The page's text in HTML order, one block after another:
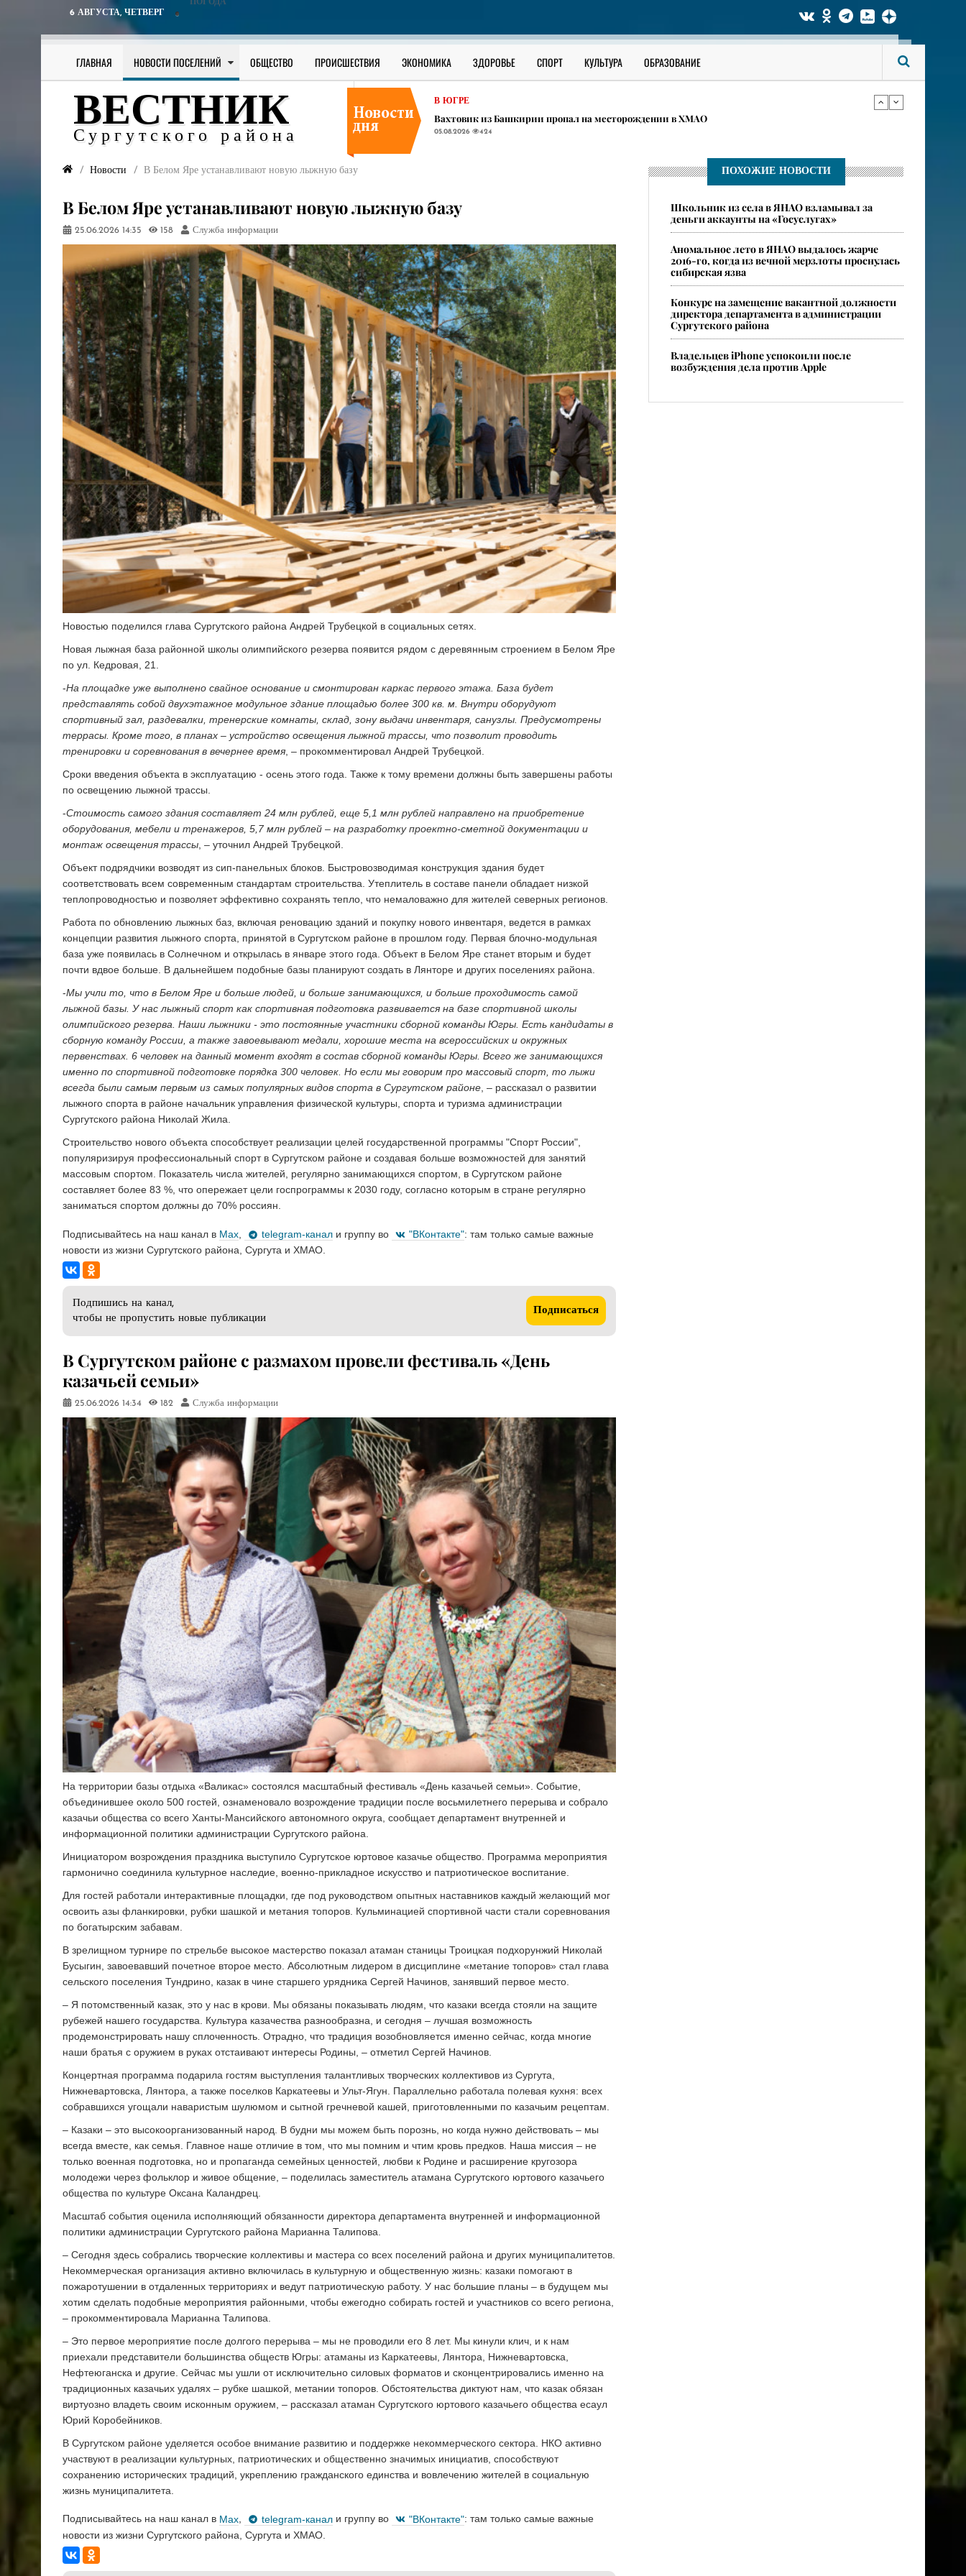
6 АВГУСТА, ЧЕТВЕРГ
ПОГОДА
ГЛАВНАЯ НОВОСТИ ПОСЕЛЕНИЙ ОБЩЕСТВО ПРОИСШЕСТВИЯ ЭКОНОМИКА ЗДОРОВЬЕ СПОРТ КУЛЬТУРА ОБРАЗОВАНИЕ
ВЕСТНИК
Сургутского района
05.08.2026 397
В ЮГРЕ
Вахтовик из Башкирии пропал на месторождении в ХМАО
05.08.2026 424
​700 тысяч на руки: югорчанам предлагают вахтовую работу на складе в Москве
Новости В Белом Яре устанавливают новую лыжную базу
В Белом Яре устанавливают новую лыжную базу
25.06.2026 14:35 158 Служба информации
Новостью поделился глава Сургутского района Андрей Трубецкой в социальных сетях.
Новая лыжная база районной школы олимпийского резерва появится рядом с деревянным строением в Белом Яре
по ул. Кедровая, 21.
-На площадке уже выполнено свайное основание и смонтирован каркас первого этажа. База будет
представлять собой двухэтажное модульное здание площадью более 300 кв. м. Внутри оборудуют
спортивный зал, раздевалки, тренерские комнаты, склад, зону выдачи инвентаря, санузлы. Предусмотрены
террасы. Кроме того, в планах – устройство освещения лыжной трассы, что позволит проводить
тренировки и соревнования в вечернее время , – прокомментировал Андрей Трубецкой.
Сроки введения объекта в эксплуатацию - осень этого года. Также к тому времени должны быть завершены работы
по освещению лыжной трассы.
-Стоимость самого здания составляет 24 млн рублей, еще 5,1 млн рублей направлено на приобретение
оборудования, мебели и тренажеров, 5,7 млн рублей – на разработку проектно-сметной документации и
монтаж освещения трассы , – уточнил Андрей Трубецкой.
Объект подрядчики возводят из сип-панельных блоков. Быстровозводимая конструкция здания будет
соответствовать всем современным стандартам строительства. Утеплитель в составе панели обладает низкой
теплопроводностью и позволяет эффективно сохранять тепло, что немаловажно для жителей северных регионов.
Работа по обновлению лыжных баз, включая реновацию зданий и покупку нового инвентаря, ведется в рамках
концепции развития лыжного спорта, принятой в Сургутском районе в прошлом году. Первая блочно-модульная
база уже появилась в Солнечном и открылась в январе этого года. Объект в Белом Яре станет вторым и будет
почти вдвое больше. В дальнейшем подобные базы планируют создать в Лянторе и других поселениях района.
-Мы учли то, что в Белом Яре и больше людей, и больше занимающихся, и больше проходимость самой
лыжной базы. У нас лыжный спорт как спортивная подготовка развивается на базе спортивной школы
олимпийского резерва. Наши лыжники - это постоянные участники сборной команды Югры. Есть кандидаты в
сборную команду России, а также завоевывают медали, хорошие места на всероссийских и окружных
первенствах. 6 человек на данный момент входят в состав сборной команды Югры. Всего же занимающихся
именно по спортивной подготовке порядка 300 человек. Но если мы говорим про массовый спорт, то лыжи
всегда были самым первым из самых популярных видов спорта в Сургутском районе , – рассказал о развитии
лыжного спорта в районе начальник управления физической культуры, спорта и туризма администрации
Сургутского района Николай Жила.
Строительство нового объекта способствует реализации целей государственной программы "Спорт России",
популяризируя профессиональный спорт в Сургутском районе и создавая больше возможностей для занятий
массовым спортом. Показатель числа жителей, регулярно занимающихся спортом, в Сургутском районе
составляет более 83 %, что опережает цели госпрограммы к 2030 году, согласно которым в стране регулярно
заниматься спортом должны до 70% россиян.
Подписывайтесь на наш канал в Max telegram-канал и группу во "ВКонтакте": там только самые важные
новости из жизни Сургутского района, Сургута и ХМАО.
Подпишись на канал,
чтобы не пропустить новые публикации
Подписаться
В Сургутском районе с размахом провели фестиваль «День
казачьей семьи»
25.06.2026 14:34 182 Служба информации
На территории базы отдыха «Валикас» состоялся масштабный фестиваль «День казачьей семьи». Событие,
объединившее около 500 гостей, ознаменовало возрождение традиции после восьмилетнего перерыва и собрало
казачьи общества со всего Ханты-Мансийского автономного округа, сообщает департамент внутренней и
информационной политики администрации Сургутского района.
Инициатором возрождения праздника выступило Сургутское юртовое казачье общество. Программа мероприятия
гармонично соединила культурное наследие, военно-прикладное искусство и патриотическое воспитание.
Для гостей работали интерактивные площадки, где под руководством опытных наставников каждый желающий мог
освоить азы фланкировки, рубки шашкой и метания топоров. Кульминацией спортивной части стали соревнования
по богатырским забавам.
В зрелищном турнире по стрельбе высокое мастерство показал атаман станицы Троицкая подхорунжий Николай
Бусыгин, завоевавший почетное второе место. Абсолютным лидером в дисциплине «метание топоров» стал глава
сельского поселения Тундрино, казак в чине старшего урядника Сергей Начинов, занявший первое место.
– Я потомственный казак, это у нас в крови. Мы обязаны показывать людям, что казаки всегда стояли на защите
рубежей нашего государства. Культура казачества разнообразна, и сегодня – лучшая возможность
продемонстрировать нашу сплоченность. Отрадно, что традиция возобновляется именно сейчас, когда многие
наши братья с оружием в руках отстаивают интересы Родины, – отметил Сергей Начинов.
Концертная программа подарила гостям выступления талантливых творческих коллективов из Сургута,
Нижневартовска, Лянтора, а также поселков Каркатеевы и Ульт-Ягун. Параллельно работала полевая кухня: всех
собравшихся угощали наваристым шулюмом и сытной гречневой кашей, приготовленными по казачьим рецептам.
– Казаки – это высокоорганизованный народ. В будни мы можем быть порознь, но когда нужно действовать – мы
всегда вместе, как семья. Главное наше отличие в том, что мы помним и чтим кровь предков. Наша миссия – не
только военная подготовка, но и пропаганда семейных ценностей, любви к Родине и расширение кругозора
молодежи через фольклор и живое общение, – поделилась заместитель атамана Сургутского юртового казачьего
общества по культуре Оксана Каландрец.
Масштаб события оценила исполняющий обязанности директора департамента внутренней и информационной
политики администрации Сургутского района Марианна Талипова.
– Сегодня здесь собрались творческие коллективы и мастера со всех поселений района и других муниципалитетов.
Некоммерческая организация активно включилась в культурную и общественную жизнь: казаки помогают в
пожаротушении в отдаленных территориях и ведут патриотическую работу. У нас большие планы – в будущем мы
хотим сделать подобные мероприятия районными, чтобы ежегодно собирать гостей и участников со всего региона,
– прокомментировала Марианна Талипова.
– Это первое мероприятие после долгого перерыва – мы не проводили его 8 лет. Мы кинули клич, и к нам
приехали представители большинства обществ Югры: атаманы из Каркатеевы, Лянтора, Нижневартовска,
Нефтеюганска и другие. Сейчас мы ушли от исключительно силовых форматов и сконцентрировались именно на
традиционных казачьих удалях – рубке шашкой, метании топоров. Обстоятельства диктуют нам, что казак обязан
виртуозно владеть своим исконным оружием, – рассказал атаман Сургутского юртового казачьего общества есаул
Юрий Коробейников.
В Сургутском районе уделяется особое внимание развитию и поддержке некоммерческого сектора. НКО активно
участвуют в реализации культурных, патриотических и общественно значимых инициатив, способствуют
сохранению исторических традиций, укреплению гражданского единства и вовлечению жителей в социальную
жизнь муниципалитета.
Подписывайтесь на наш канал в Max, telegram-канал и группу во "ВКонтакте": там только самые важные
новости из жизни Сургутского района, Сургута и ХМАО.
ПОХОЖИЕ НОВОСТИ
Школьник из села в ЯНАО взламывал за
деньги аккаунты на «Госуслугах»
​Аномальное лето в ЯНАО выдалось жарче
2016-го, когда из вечной мерзлоты проснулась
сибирская язва
Конкурс на замещение вакантной должности
директора департамента в администрации
Сургутского района
Владельцев iPhone успокоили после
возбуждения дела против Apple